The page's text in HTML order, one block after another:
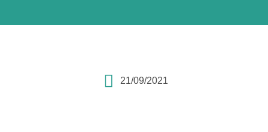
21/09/2021